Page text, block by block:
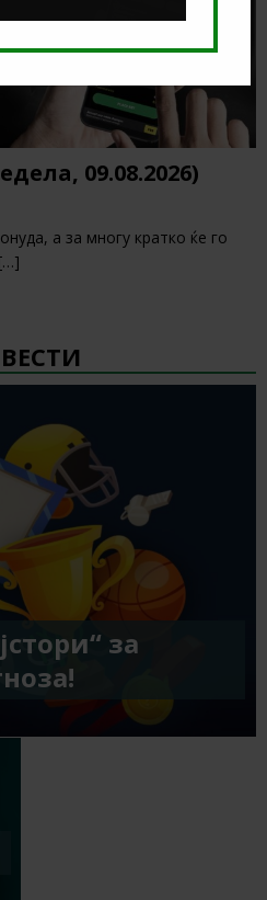
09.08.2026)
а за многу кратко ќе го
[…]
за